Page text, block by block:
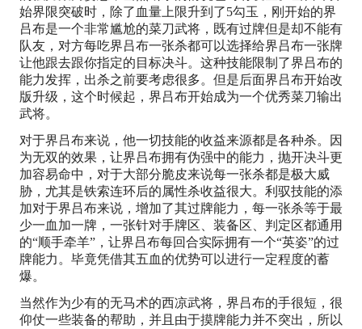
始界限突破时，除了血量上限升到了5勾玉，刚开始的界
吕布是一个非常尴尬的菜刀武将，既有过牌但是却不能有
队友，对方每吃界吕布一张杀都可以选择给界吕布一张牌
让他跟去跟你指定的目标决斗。这种技能限制了界吕布的
能力发挥，出杀之前要考虑很多。但是后面界吕布开始改
版升级，这个时候起，界吕布开始成为一个优秀菜刀输出
武将。
对于界吕布来说，他一切技能的收益来源都是各种杀。因
为无双的效果，让界吕布拥有伪强中的能力，抛开决斗更
加容易命中，对于大部分脆皮来说每一张杀都是极大威
胁，尤其是铁索连环后的属性杀收益很大。利驭技能的添
加对于界吕布来说，增加了其过牌能力，每一张杀等于最
少一血加一牌，一张针对手牌区、装备区、判定区都通用
的“顺手牵羊”，让界吕布每回合实际拥有一个“英姿”的过
牌能力。毕竟凭借其五血的优势可以进行一定程度的蓄
爆。
当然作为少有的无马术的西凉武将，界吕布的手很短，很
仰仗一些装备的帮助，并且由于摸牌能力并不突出，所以